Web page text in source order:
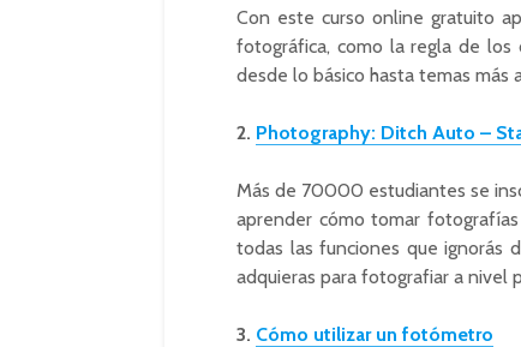
Con este curso online gratuito
fotográfica, como la regla de
desde lo básico hasta temas más
2. Photography: Ditch Auto –
Más de 70000 estudiantes se
aprender cómo tomar
todas las funciones que ignorás
adquieras para fotografiar a nivel
3. Cómo utilizar un fotómetro